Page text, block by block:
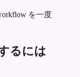
を一度
るには